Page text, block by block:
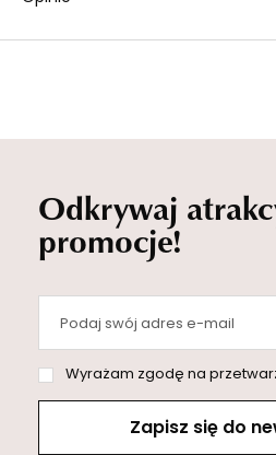
Odkrywaj
promocje!
Podaj swój adres e-mail
Wyrażam zgodę na przetwarzanie moich danych osobowych (adres e-mail) na
Zapisz się do